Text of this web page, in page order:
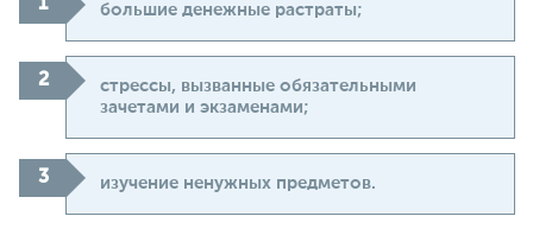
большие денежные растраты;
стрессы, вызванные обязательными
зачетами и экзаменами;
изучение ненужных предметов.